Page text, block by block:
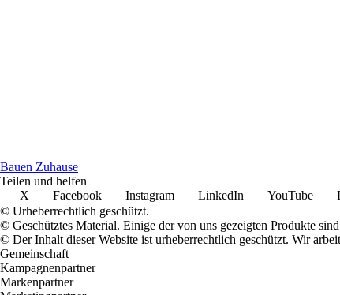
Bauen Zuhause
Teilen und helfen
X
Facebook Instagram LinkedIn YouTube
© Urheberrechtlich geschützt.
© Geschütztes Material. Einige der von uns gezeigten Produkte
© Der Inhalt dieser Website ist urheberrechtlich geschützt. Wir
Gemeinschaft
Kampagnenpartner
Markenpartner